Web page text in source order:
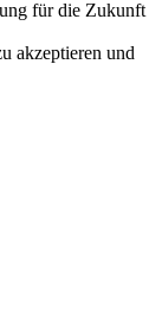
für die Zukunft
akzeptieren und